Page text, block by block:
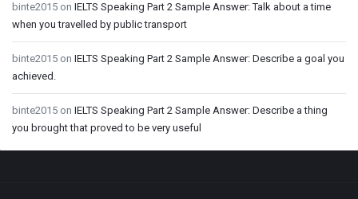
binte2015 on IELTS Speaking Part 2 Sample Answer: Talk about a time
when you travelled by public transport
binte2015 on IELTS Speaking Part 2 Sample Answer: Describe a goal you
achieved.
binte2015 on IELTS Speaking Part 2 Sample Answer: Describe a thing
you brought that proved to be very useful